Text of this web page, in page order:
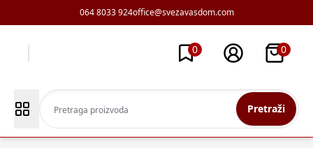
064 8033 924office@svezavasdom.com
0 0
Pretraži